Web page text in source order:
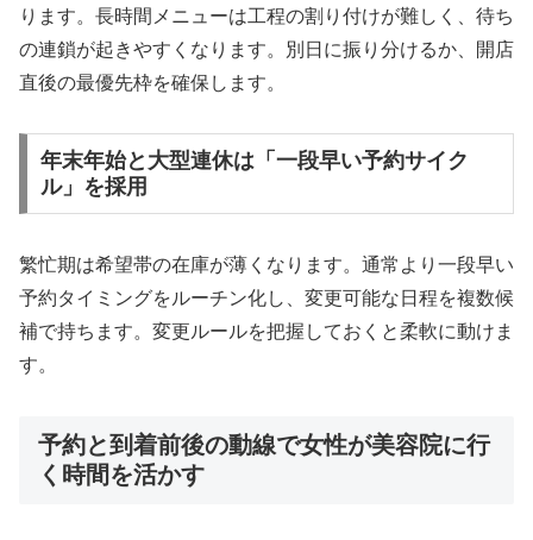
ります。長時間メニューは工程の割り付けが難しく、待ち
の連鎖が起きやすくなります。別日に振り分けるか、開店
直後の最優先枠を確保します。
年末年始と大型連休は「一段早い予約サイク
ル」を採用
繁忙期は希望帯の在庫が薄くなります。通常より一段早い
予約タイミングをルーチン化し、変更可能な日程を複数候
補で持ちます。変更ルールを把握しておくと柔軟に動けま
す。
予約と到着前後の動線で女性が美容院に行
く時間を活かす